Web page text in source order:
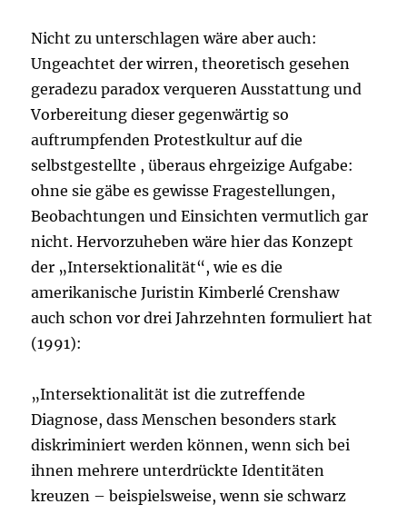
Nicht zu unterschlagen wäre aber auch:
Ungeachtet der wirren, theoretisch gesehen
geradezu paradox verqueren Ausstattung und
Vorbereitung dieser gegenwärtig so
auftrumpfenden Protestkultur auf die
selbstgestellte , überaus ehrgeizige Aufgabe:
ohne sie gäbe es gewisse Fragestellungen,
Beobachtungen und Einsichten vermutlich gar
nicht. Hervorzuheben wäre hier das Konzept
der „Intersektionalität“, wie es die
amerikanische Juristin Kimberlé Crenshaw
auch schon vor drei Jahrzehnten formuliert hat
(1991):
„Intersektionalität ist die zutreffende
Diagnose, dass Menschen besonders stark
diskriminiert werden können, wenn sich bei
ihnen mehrere unterdrückte Identitäten
kreuzen – beispielsweise, wenn sie schwarz